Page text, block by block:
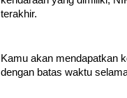
terakhir.
Kamu akan mendapatkan
dengan batas waktu